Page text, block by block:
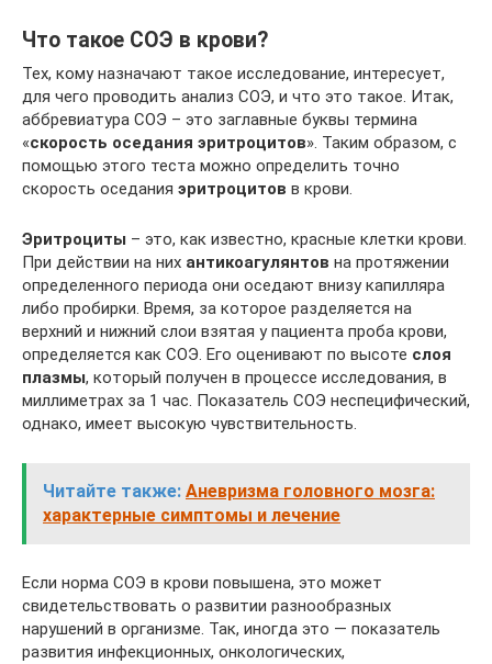
Что такое СОЭ в крови?
Тех, кому назначают такое исследование, интересует,
для чего проводить анализ СОЭ, и что это такое. Итак,
аббревиатура СОЭ – это заглавные буквы термина
«скорость оседания эритроцитов». Таким образом, с
помощью этого теста можно определить точно
скорость оседания эритроцитов в крови.
Эритроциты – это, как известно, красные клетки крови.
При действии на них антикоагулянтов на протяжении
определенного периода они оседают внизу капилляра
либо пробирки. Время, за которое разделяется на
верхний и нижний слои взятая у пациента проба крови,
определяется как СОЭ. Его оценивают по высоте слоя
плазмы, который получен в процессе исследования, в
миллиметрах за 1 час. Показатель СОЭ неспецифический,
однако, имеет высокую чувствительность.
Читайте также: Аневризма головного мозга:
характерные симптомы и лечение
Если норма СОЭ в крови повышена, это может
свидетельствовать о развитии разнообразных
нарушений в организме. Так, иногда это — показатель
развития инфекционных, онкологических,